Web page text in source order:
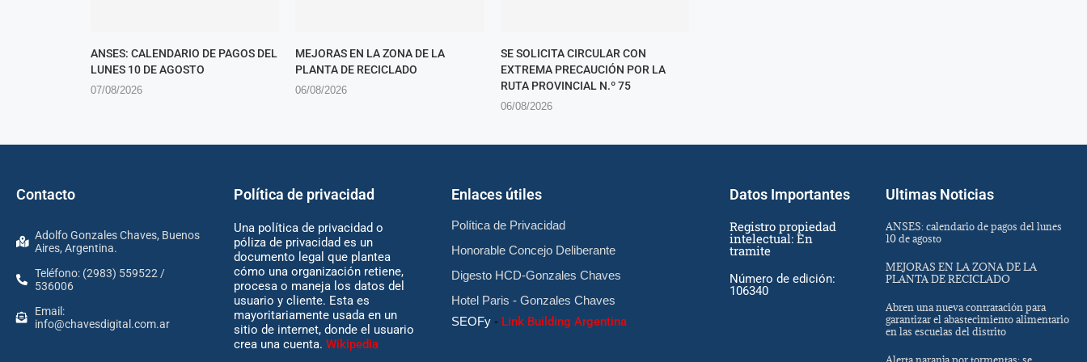
ANSES: CALENDARIO DE PAGOS DEL
LUNES 10 DE AGOSTO
07/08/2026
MEJORAS EN LA ZONA DE LA
PLANTA DE RECICLADO
06/08/2026
SE SOLICITA CIRCULAR CON
EXTREMA PRECAUCIÓN POR LA
RUTA PROVINCIAL N.º 75
06/08/2026
Contacto
Adolfo Gonzales Chaves, Buenos
Aires, Argentina.
Teléfono: (2983) 559522 /
536006
Email:
info@chavesdigital.com.ar
Política de privacidad
Una política de privacidad o
póliza de privacidad es un
documento legal que plantea
cómo una organización retiene,
procesa o maneja los datos del
usuario y cliente. Esta es
mayoritariamente usada en un
sitio de internet, donde el usuario
crea una cuenta. Wikipedia
Enlaces útiles
Política de Privacidad
Honorable Concejo Deliberante
Digesto HCD-Gonzales Chaves
Hotel Paris - Gonzales Chaves
SEOFy- Link Building Argentina
Datos Importantes
Registro propiedad
intelectual: En
tramite
Número de edición:
106340
Ultimas Noticias
ANSES: calendario de pagos del lunes
10 de agosto
MEJORAS EN LA ZONA DE LA
PLANTA DE RECICLADO
Abren una nueva contratación para
garantizar el abastecimiento alimentario
en las escuelas del distrito